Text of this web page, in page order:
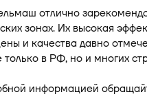
отлично
зонах. Их высокая
и качества давно
только в РФ, но и многих
информацией